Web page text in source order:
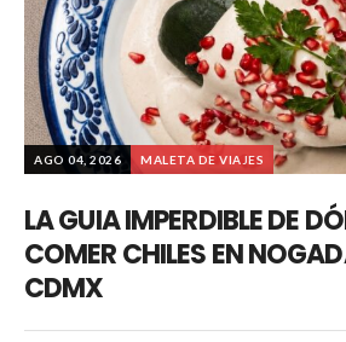
AGO 04, 2026 MALETA DE VIAJES
LA GUIA IMPERDIBLE DE
COMER CHILES EN
CDMX